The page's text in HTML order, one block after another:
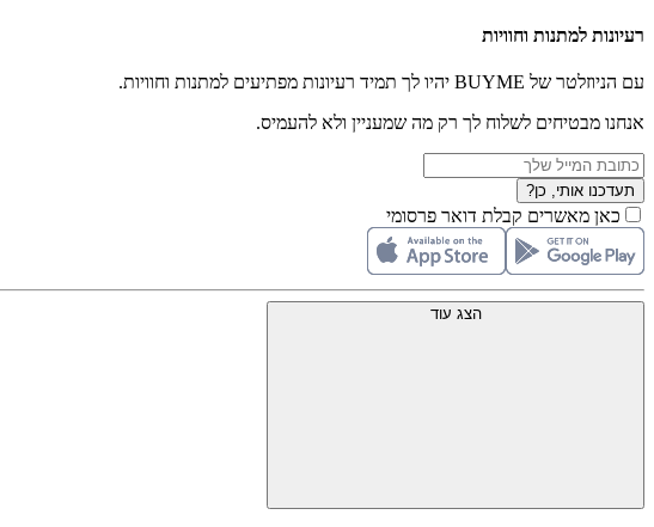
רעיונות למתנות וחוויות
עם הניוזלטר של BUYME יהיו לך תמיד רעיונות מפתיעים למתנות וחוויות.
אנחנו מבטיחים לשלוח לך רק מה שמעניין ולא להעמיס.
תעדכנו אותי, כן?
כאן מאשרים קבלת דואר פרסומי
הצג עוד